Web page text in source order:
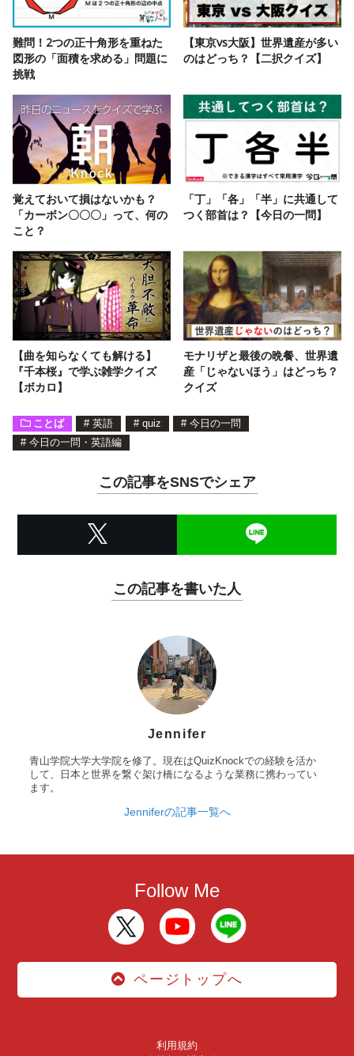
難問！2つの正十角形を重ねた
図形の「面積を求める」問題に
挑戦
【東京vs大阪】世界遺産が多い
のはどっち？【二択クイズ】
覚えておいて損はないかも？
「カーボン〇〇〇」って、何の
こと？
「丁」「各」「半」に共通して
つく部首は？【今日の一問】
【曲を知らなくても解ける】
『千本桜』で学ぶ雑学クイズ
【ボカロ】
モナリザと最後の晩餐、世界遺
産「じゃないほう」はどっち？
クイズ
ことば # 英語 # quiz # 今日の一問
# 今日の一問・英語編
この記事をSNSでシェア
この記事を書いた人
Jennifer
青山学院大学大学院を修了。現在はQuizKnockでの経験を活か
して、日本と世界を繋ぐ架け橋になるような業務に携わってい
ます。
Jenniferの記事一覧へ
Follow Me
ページトップへ
利用規約